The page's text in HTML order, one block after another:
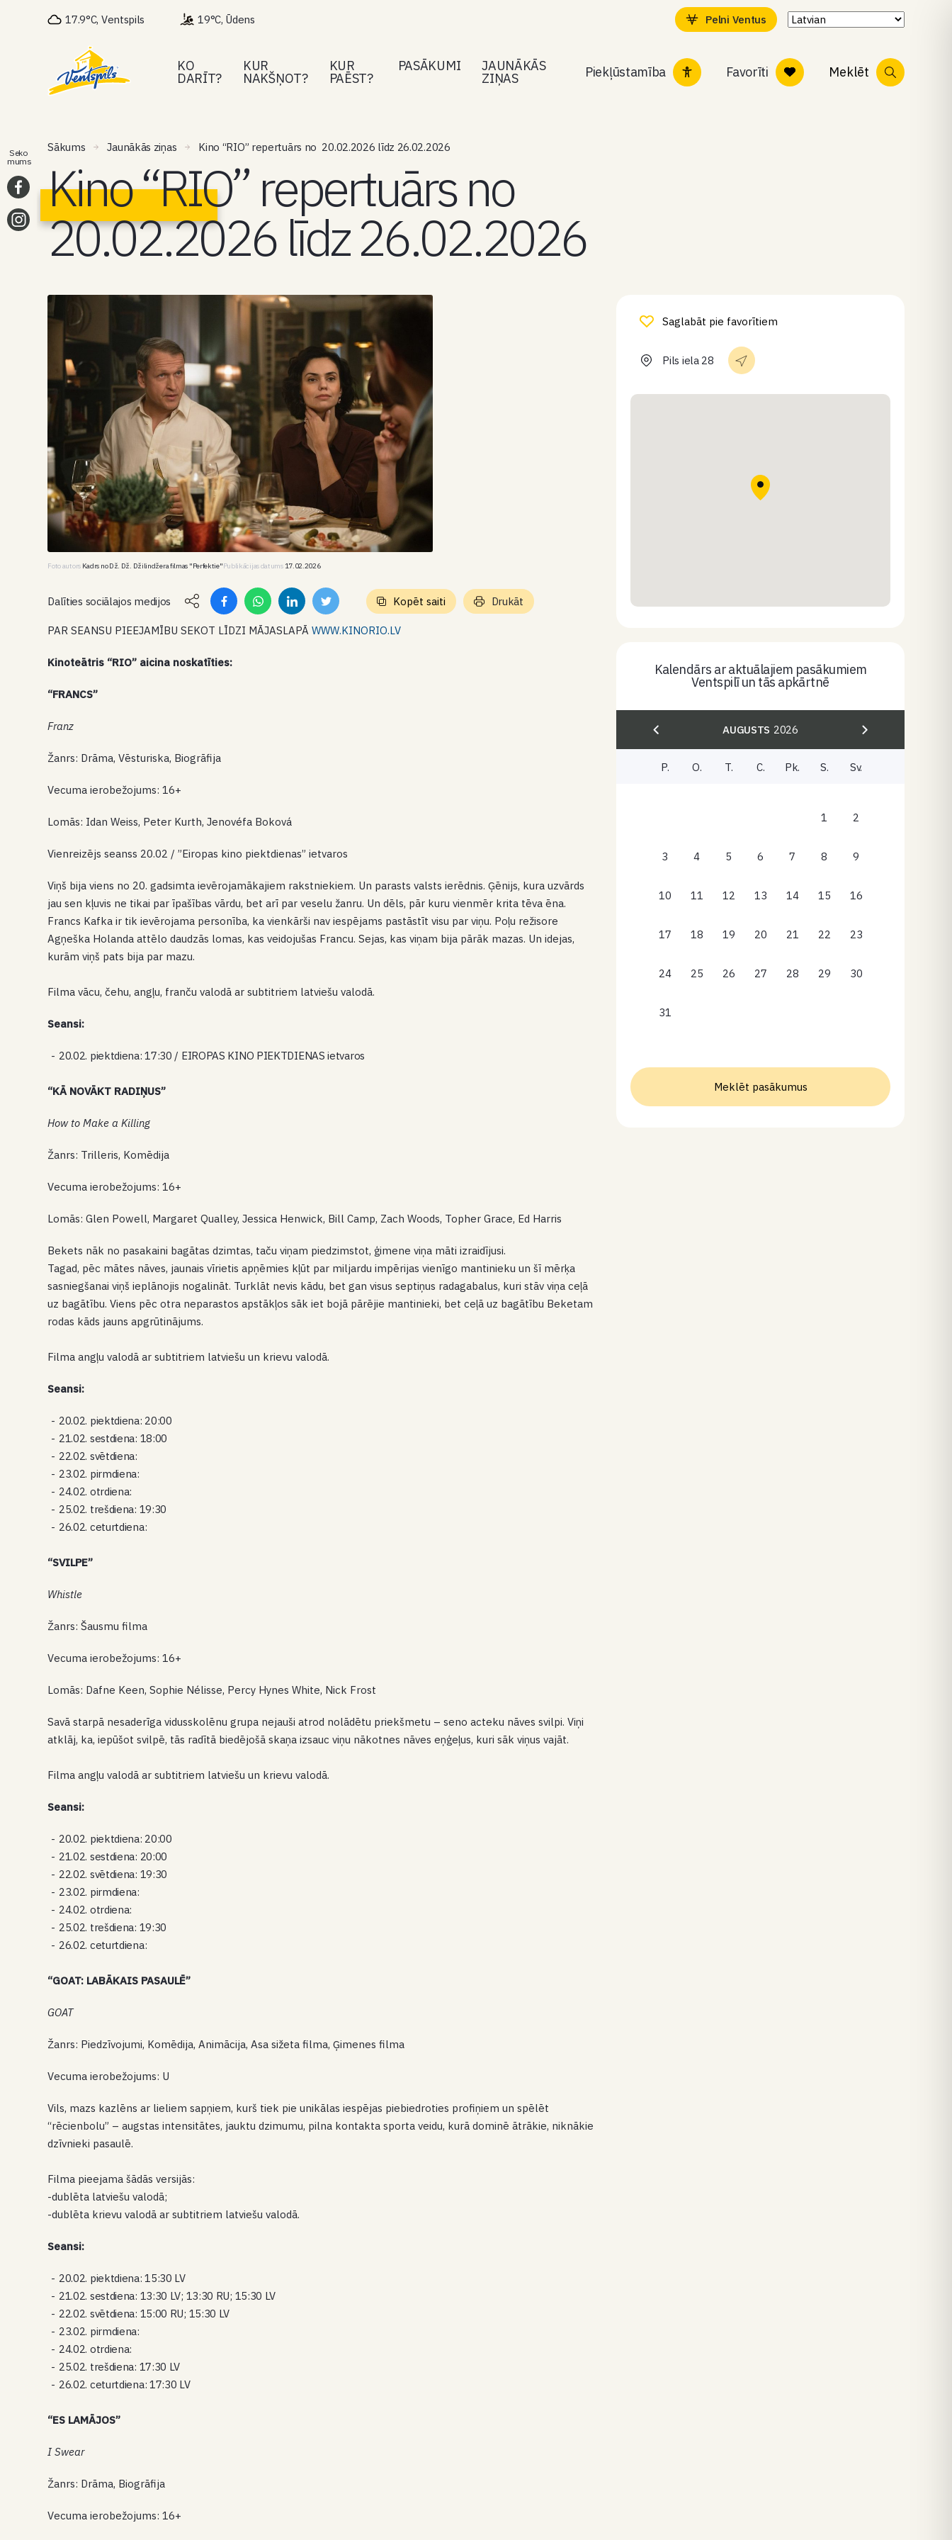
17.9°C, Ventspils 19°C, Ūdens Pelni Ventus
KO
DARĪT?
KUR
NAKŠŅOT?
KUR
PAĒST?
PASĀKUMI JAUNĀKĀS
ZIŅAS Piekļūstamība Favorīti Meklēt
Sākums Jaunākās ziņas Kino “RIO” repertuārs no 20.02.2026 līdz 26.02.2026
Kino “RIO” repertuārs no
20.02.2026 līdz 26.02.2026
Foto autors Kadrs no Dž. Dž. Džilindžera filmas "Perfektie"Publikācijas datums 17.02.2026
Dalīties sociālajos medijos Kopēt saiti Drukāt
PAR SEANSU PIEEJAMĪBU SEKOT LĪDZI MĀJASLAPĀWWW.KINORIO.LV
Kinoteātris “RIO” aicina noskatīties:
“FRANCS”
Franz
Žanrs: Drāma, Vēsturiska, Biogrāfija
Vecuma ierobežojums: 16+
Lomās: Idan Weiss, Peter Kurth, Jenovéfa Boková
Vienreizējs seanss 20.02 / ”Eiropas kino piektdienas” ietvaros
Viņš bija viens no 20. gadsimta ievērojamākajiem rakstniekiem. Un parasts valsts ierēdnis. Ģēnijs, kura uzvārds
jau sen kļuvis ne tikai par īpašības vārdu, bet arī par veselu žanru. Un dēls, pār kuru vienmēr krita tēva ēna.
Francs Kafka ir tik ievērojama personība, ka vienkārši nav iespējams pastāstīt visu par viņu. Poļu režisore
Agņeška Holanda attēlo daudzās lomas, kas veidojušas Francu. Sejas, kas viņam bija pārāk mazas. Un idejas,
kurām viņš pats bija par mazu.
Filma vācu, čehu, angļu, franču valodā ar subtitriem latviešu valodā.
Seansi:
20.02. piektdiena: 17:30 / EIROPAS KINO PIEKTDIENAS ietvaros
“KĀ NOVĀKT RADIŅUS”
How to Make a Killing
Žanrs: Trilleris, Komēdija
Vecuma ierobežojums: 16+
Lomās: Glen Powell, Margaret Qualley, Jessica Henwick, Bill Camp, Zach Woods, Topher Grace, Ed Harris
Bekets nāk no pasakaini bagātas dzimtas, taču viņam piedzimstot, ģimene viņa māti izraidījusi.
Tagad, pēc mātes nāves, jaunais vīrietis apņēmies kļūt par miljardu impērijas vienīgo mantinieku un šī mērķa
sasniegšanai viņš ieplānojis nogalināt. Turklāt nevis kādu, bet gan visus septiņus radagabalus, kuri stāv viņa ceļā
uz bagātību. Viens pēc otra neparastos apstākļos sāk iet bojā pārējie mantinieki, bet ceļā uz bagātību Beketam
rodas kāds jauns apgrūtinājums.
Filma angļu valodā ar subtitriem latviešu un krievu valodā.
Seansi:
20.02. piektdiena: 20:00
21.02. sestdiena: 18:00
22.02. svētdiena:
23.02. pirmdiena:
24.02. otrdiena:
25.02. trešdiena: 19:30
26.02. ceturtdiena:
“SVILPE”
Whistle
Žanrs: Šausmu filma
Vecuma ierobežojums: 16+
Lomās: Dafne Keen, Sophie Nélisse, Percy Hynes White, Nick Frost
Savā starpā nesaderīga vidusskolēnu grupa nejauši atrod nolādētu priekšmetu – seno acteku nāves svilpi. Viņi
atklāj, ka, iepūšot svilpē, tās radītā biedējošā skaņa izsauc viņu nākotnes nāves eņģeļus, kuri sāk viņus vajāt.
Filma angļu valodā ar subtitriem latviešu un krievu valodā.
Seansi:
20.02. piektdiena: 20:00
21.02. sestdiena: 20:00
22.02. svētdiena: 19:30
23.02. pirmdiena:
24.02. otrdiena:
25.02. trešdiena: 19:30
26.02. ceturtdiena:
“GOAT: LABĀKAIS PASAULĒ”
GOAT
Žanrs: Piedzīvojumi, Komēdija, Animācija, Asa sižeta filma, Ģimenes filma
Vecuma ierobežojums: U
Vils, mazs kazlēns ar lieliem sapņiem, kurš tiek pie unikālas iespējas piebiedroties profiņiem un spēlēt
“rēcienbolu” – augstas intensitātes, jauktu dzimumu, pilna kontakta sporta veidu, kurā dominē ātrākie, niknākie
dzīvnieki pasaulē.
Filma pieejama šādās versijās:
-dublēta latviešu valodā;
-dublēta krievu valodā ar subtitriem latviešu valodā.
Seansi:
20.02. piektdiena: 15:30 LV
21.02. sestdiena: 13:30 LV; 13:30 RU; 15:30 LV
22.02. svētdiena: 15:00 RU; 15:30 LV
23.02. pirmdiena:
24.02. otrdiena:
25.02. trešdiena: 17:30 LV
26.02. ceturtdiena: 17:30 LV
“ES LAMĀJOS”
I Swear
Žanrs: Drāma, Biogrāfija
Vecuma ierobežojums: 16+
Saglabāt pie favorītiem
Pils iela 28
Kalendārs ar aktuālajiem pasākumiem
Ventspilī un tās apkārtnē
AUGUSTS 2026
P. O. T. C. Pk. S. Sv.
1 2
3 4 5 6 7 8 9
10 11 12 13 14 15 16
17 18 19 20 21 22 23
24 25 26 27 28 29 30
31
Meklēt pasākumus
Seko
mums